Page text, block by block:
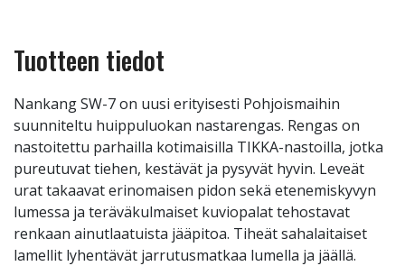
Tuotteen tiedot
Nankang SW-7 on uusi erityisesti Pohjoismaihin
suunniteltu huippuluokan nastarengas. Rengas on
nastoitettu parhailla kotimaisilla TIKKA-nastoilla, jotka
pureutuvat tiehen, kestävät ja pysyvät hyvin. Leveät
urat takaavat erinomaisen pidon sekä etenemiskyvyn
lumessa ja teräväkulmaiset kuviopalat tehostavat
renkaan ainutlaatuista jääpitoa. Tiheät sahalaitaiset
lamellit lyhentävät jarrutusmatkaa lumella ja jäällä.